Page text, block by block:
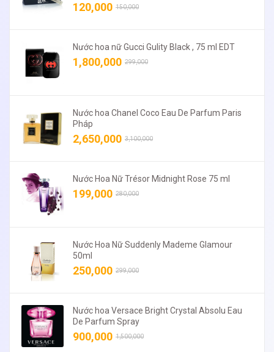
120,000 150,000
Nước hoa nữ Gucci Gulity Black , 75 ml EDT
1,800,000 299,000
Nước hoa Chanel Coco Eau De Parfum Paris
Pháp
2,650,000 3,100,000
Nước Hoa Nữ Trésor Midnight Rose 75 ml
199,000 280,000
Nước Hoa Nữ Suddenly Mademe Glamour
50ml
250,000 299,000
Nước hoa Versace Bright Crystal Absolu Eau
De Parfum Spray
900,000 1,500,000